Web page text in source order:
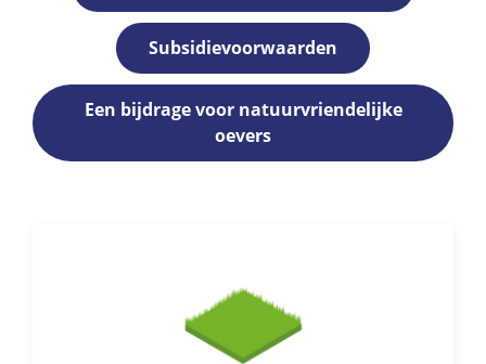
Subsidievoorwaarden
Een bijdrage voor natuurvriendelijke
oevers